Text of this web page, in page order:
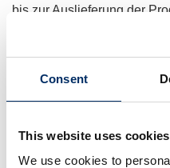
Consent
This website uses cookies
We use cookies to
bis zur Auslieferung der
„Wir freuen uns über die
repräsentiert einen
langfristigen Ausrichtung